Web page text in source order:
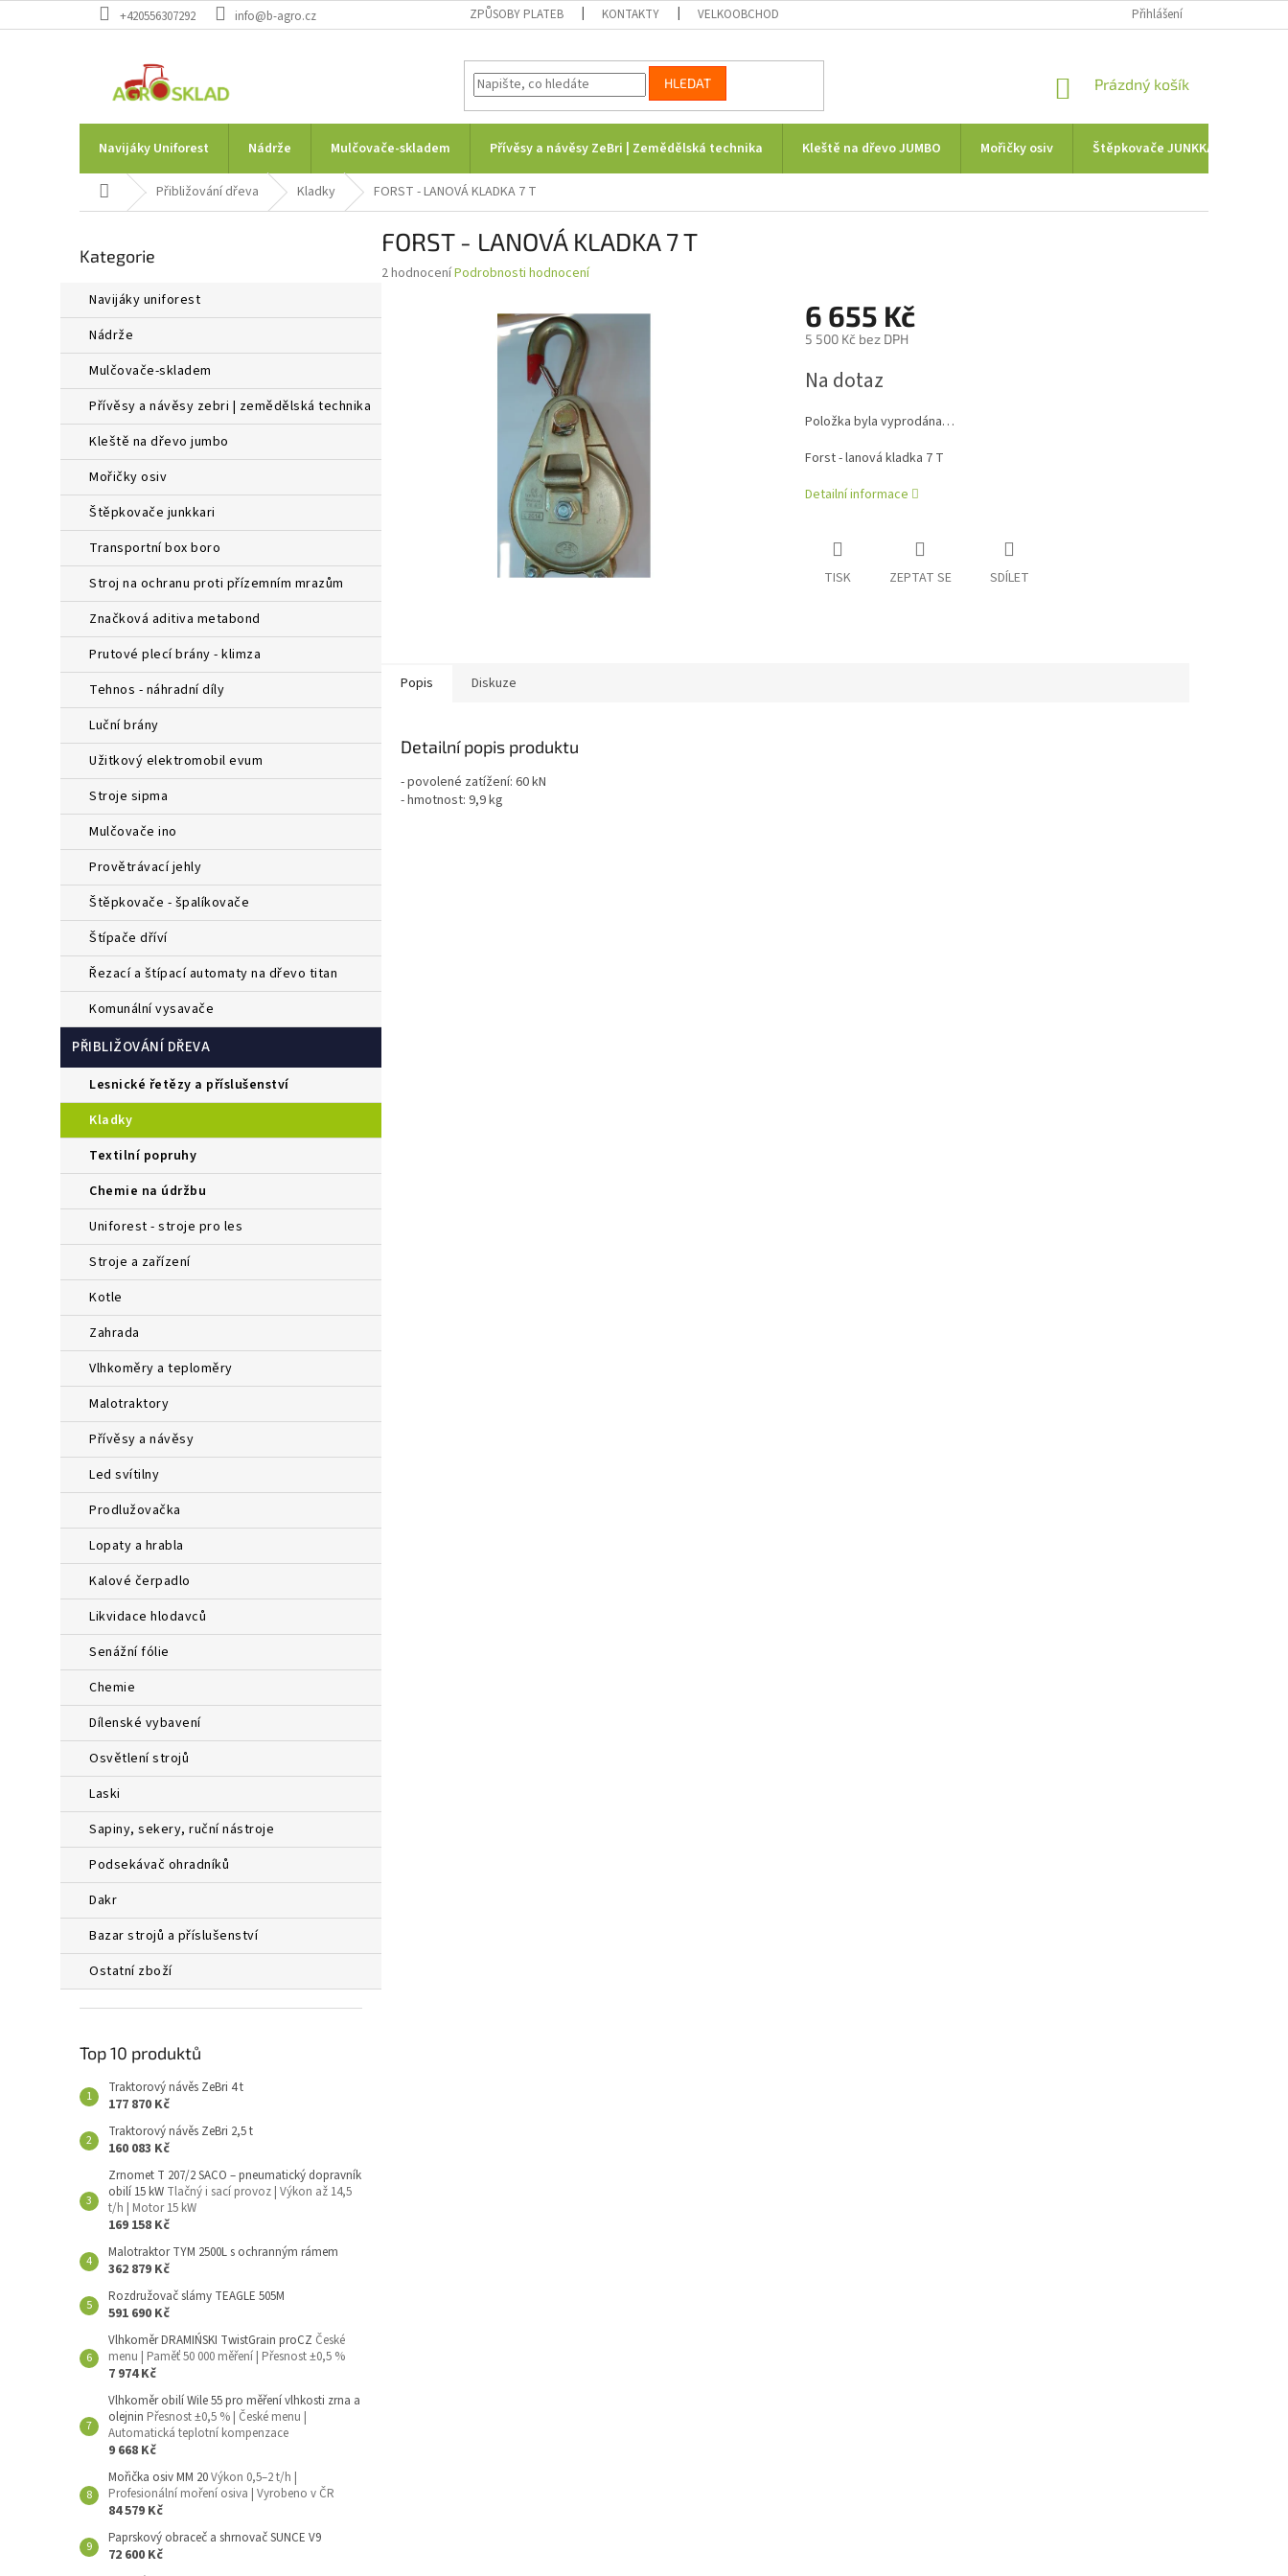
na
+420556307292 info@b-agro.cz ZPŮSOBY PLATEB KONTAKTY VELKOOBCHOD Přihlášení
HLEDAT
NÁKUPNÍ
Prázdný košík
Navijáky Uniforest Nádrže Mulčovače-skladem Přívěsy a návěsy ZeBri | Zemědělská technika Kleště na dřevo JUMBO Mořičky osiv Štěpkovače JUNKKARI
Domů Přibližování dřeva Kladky FORST - LANOVÁ KLADKA 7 T
s
n
n
í
p
a
n
l
kategorie
Kategorie
navijáky uniforest
nádrže
mulčovače-skladem
přívěsy a návěsy zebri | zemědělská technika
kleště na dřevo jumbo
mořičky osiv
štěpkovače junkkari
transportní box boro
stroj na ochranu proti přízemním mrazům
značková aditiva metabond
prutové plecí brány - klimza
tehnos - náhradní díly
luční brány
užitkový elektromobil evum
stroje sipma
mulčovače ino
provětrávací jehly
štěpkovače - špalíkovače
štípače dříví
řezací a štípací automaty na dřevo titan
komunální vysavače
PŘIBLIŽOVÁNÍ DŘEVA
lesnické řetězy a příslušenství
kladky
textilní popruhy
chemie na údržbu
uniforest - stroje pro les
stroje a zařízení
kotle
zahrada
vlhkoměry a teploměry
malotraktory
přívěsy a návěsy
led svítilny
prodlužovačka
lopaty a hrabla
kalové čerpadlo
likvidace hlodavců
senážní fólie
chemie
dílenské vybavení
osvětlení strojů
laski
sapiny, sekery, ruční nástroje
podsekávač ohradníků
dakr
bazar strojů a příslušenství
ostatní zboží
Top 10 produktů
Traktorový návěs ZeBri 4 t
177 870 Kč
Traktorový návěs ZeBri 2,5 t
160 083 Kč
Zrnomet T 207/2 SACO – pneumatický dopravník
obilí 15 kW Tlačný i sací provoz | Výkon až 14,5
t/h | Motor 15 kW
169 158 Kč
Malotraktor TYM 2500L s ochranným rámem
362 879 Kč
Rozdružovač slámy TEAGLE 505M
591 690 Kč
Vlhkoměr DRAMIŃSKI TwistGrain proCZ České
menu | Paměť 50 000 měření | Přesnost ±0,5 %
7 974 Kč
Vlhkoměr obilí Wile 55 pro měření vlhkosti zrna a
olejnin Přesnost ±0,5 % | České menu |
Automatická teplotní kompenzace
9 668 Kč
Mořička osiv MM 20Výkon 0,5–2 t/h |
Profesionální moření osiva | Vyrobeno v ČR
84 579 Kč
Paprskový obraceč a shrnovač SUNCE V9
72 600 Kč
FORST - LANOVÁ KLADKA 7 T
Průměrné
2 hodnoceníPodrobnosti hodnocení
6 655 Kč
5 500 Kč bez DPH
cena:
Na dotaz
Položka byla vyprodána…
Forst - lanová kladka 7 T
Detailní informace
TISK ZEPTAT SE SDÍLET
Popis Diskuze
Detailní popis produktu
- povolené zatížení: 60 kN
- hmotnost: 9,9 kg